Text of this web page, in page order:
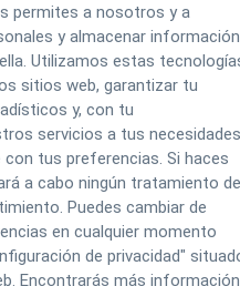
qué es el SEO.
son más activos en sitios
de buena imagen delante de
sencillo, por ejemplo: alguien
le respondes. Ya has creado
tendrá muy en cuenta a la hora
necesitas una base de
permites a nosotros y a
y almacenar información
Utilizamos estas
sitios web, garantizar tu
y, con tu
servicios a tus
tus preferencias. Si haces
a cabo ningún tratamiento
Puedes cambiar de
en cualquier momento
de privacidad"
Encontrarás más información